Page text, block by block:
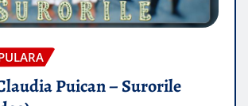
Puican – Surorile